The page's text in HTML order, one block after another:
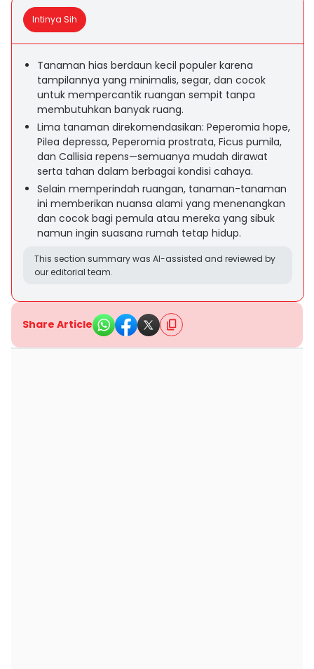
Intinya Sih
Tanaman hias berdaun kecil populer karena
tampilannya yang minimalis, segar, dan cocok
untuk mempercantik ruangan sempit tanpa
membutuhkan banyak ruang.
Lima tanaman direkomendasikan: Peperomia hope,
Pilea depressa, Peperomia prostrata, Ficus pumila,
dan Callisia repens—semuanya mudah dirawat
serta tahan dalam berbagai kondisi cahaya.
Selain memperindah ruangan, tanaman-tanaman
ini memberikan nuansa alami yang menenangkan
dan cocok bagi pemula atau mereka yang sibuk
namun ingin suasana rumah tetap hidup.
This section summary was AI-assisted and reviewed by
our editorial team.
Share Article